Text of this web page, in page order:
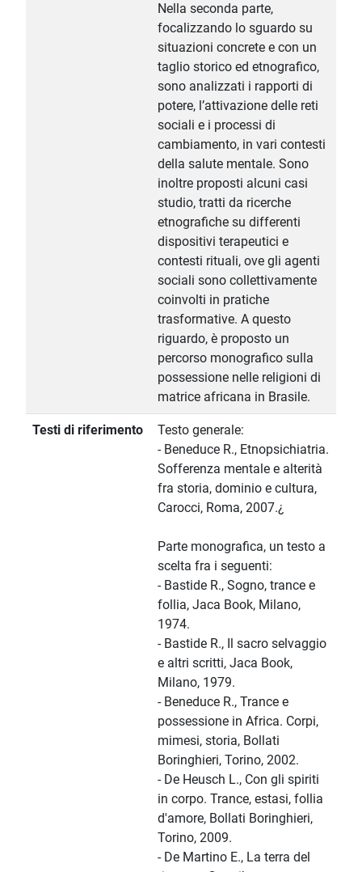
Nella seconda parte,
focalizzando lo sguardo su
situazioni concrete e con un
taglio storico ed etnografico,
sono analizzati i rapporti di
potere, l’attivazione delle reti
sociali e i processi di
cambiamento, in vari contesti
della salute mentale. Sono
inoltre proposti alcuni casi
studio, tratti da ricerche
etnografiche su differenti
dispositivi terapeutici e
contesti rituali, ove gli agenti
sociali sono collettivamente
coinvolti in pratiche
trasformative. A questo
riguardo, è proposto un
percorso monografico sulla
possessione nelle religioni di
matrice africana in Brasile.
Testi di riferimento
Testo generale:
- Beneduce R., Etnopsichiatria.
Sofferenza mentale e alterità
fra storia, dominio e cultura,
Carocci, Roma, 2007.¿
Parte monografica, un testo a
scelta fra i seguenti:
- Bastide R., Sogno, trance e
follia, Jaca Book, Milano,
1974.
- Bastide R., Il sacro selvaggio
e altri scritti, Jaca Book,
Milano, 1979.
- Beneduce R., Trance e
possessione in Africa. Corpi,
mimesi, storia, Bollati
Boringhieri, Torino, 2002.
- De Heusch L., Con gli spiriti
in corpo. Trance, estasi, follia
d'amore, Bollati Boringhieri,
Torino, 2009.
- De Martino E., La terra del